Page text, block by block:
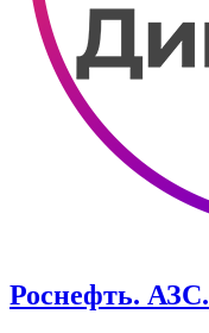
Роснефть. АЗС.